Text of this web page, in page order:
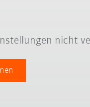
nicht